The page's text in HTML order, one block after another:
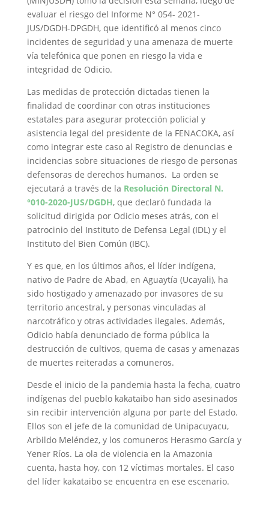
evaluar el riesgo del Informe N° 054- 2021-
JUS/DGDH-DPGDH, que identificó al menos cinco
incidentes de seguridad y una amenaza de muerte
vía telefónica que ponen en riesgo la vida e
integridad de Odicio.
Las medidas de protección dictadas tienen la
finalidad de coordinar con otras instituciones
estatales para asegurar protección policial y
asistencia legal del presidente de la FENACOKA, así
como integrar este caso al Registro de denuncias e
incidencias sobre situaciones de riesgo de personas
defensoras de derechos humanos. La orden se
ejecutará a través de la Resolución Directoral N.
°010-2020-JUS/DGDH, que declaró fundada la
solicitud dirigida por Odicio meses atrás, con el
patrocinio del Instituto de Defensa Legal (IDL) y el
Instituto del Bien Común (IBC).
Y es que, en los últimos años, el líder indígena,
nativo de Padre de Abad, en Aguaytía (Ucayali), ha
sido hostigado y amenazado por invasores de su
territorio ancestral, y personas vinculadas al
narcotráfico y otras actividades ilegales. Además,
Odicio había denunciado de forma pública la
destrucción de cultivos, quema de casas y amenazas
de muertes reiteradas a comuneros.
Desde el inicio de la pandemia hasta la fecha, cuatro
indígenas del pueblo kakataibo han sido asesinados
sin recibir intervención alguna por parte del Estado.
Ellos son el jefe de la comunidad de Unipacuyacu,
Arbildo Meléndez, y los comuneros Herasmo García y
Yener Ríos. La ola de violencia en la Amazonia
cuenta, hasta hoy, con 12 víctimas mortales. El caso
del líder kakataibo se encuentra en ese escenario.